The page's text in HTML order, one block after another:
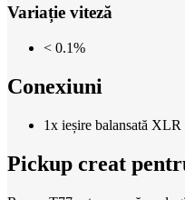
Variație viteză
< 0.1%
Conexiuni
1x ieșire balansată XLR
Pickup creat